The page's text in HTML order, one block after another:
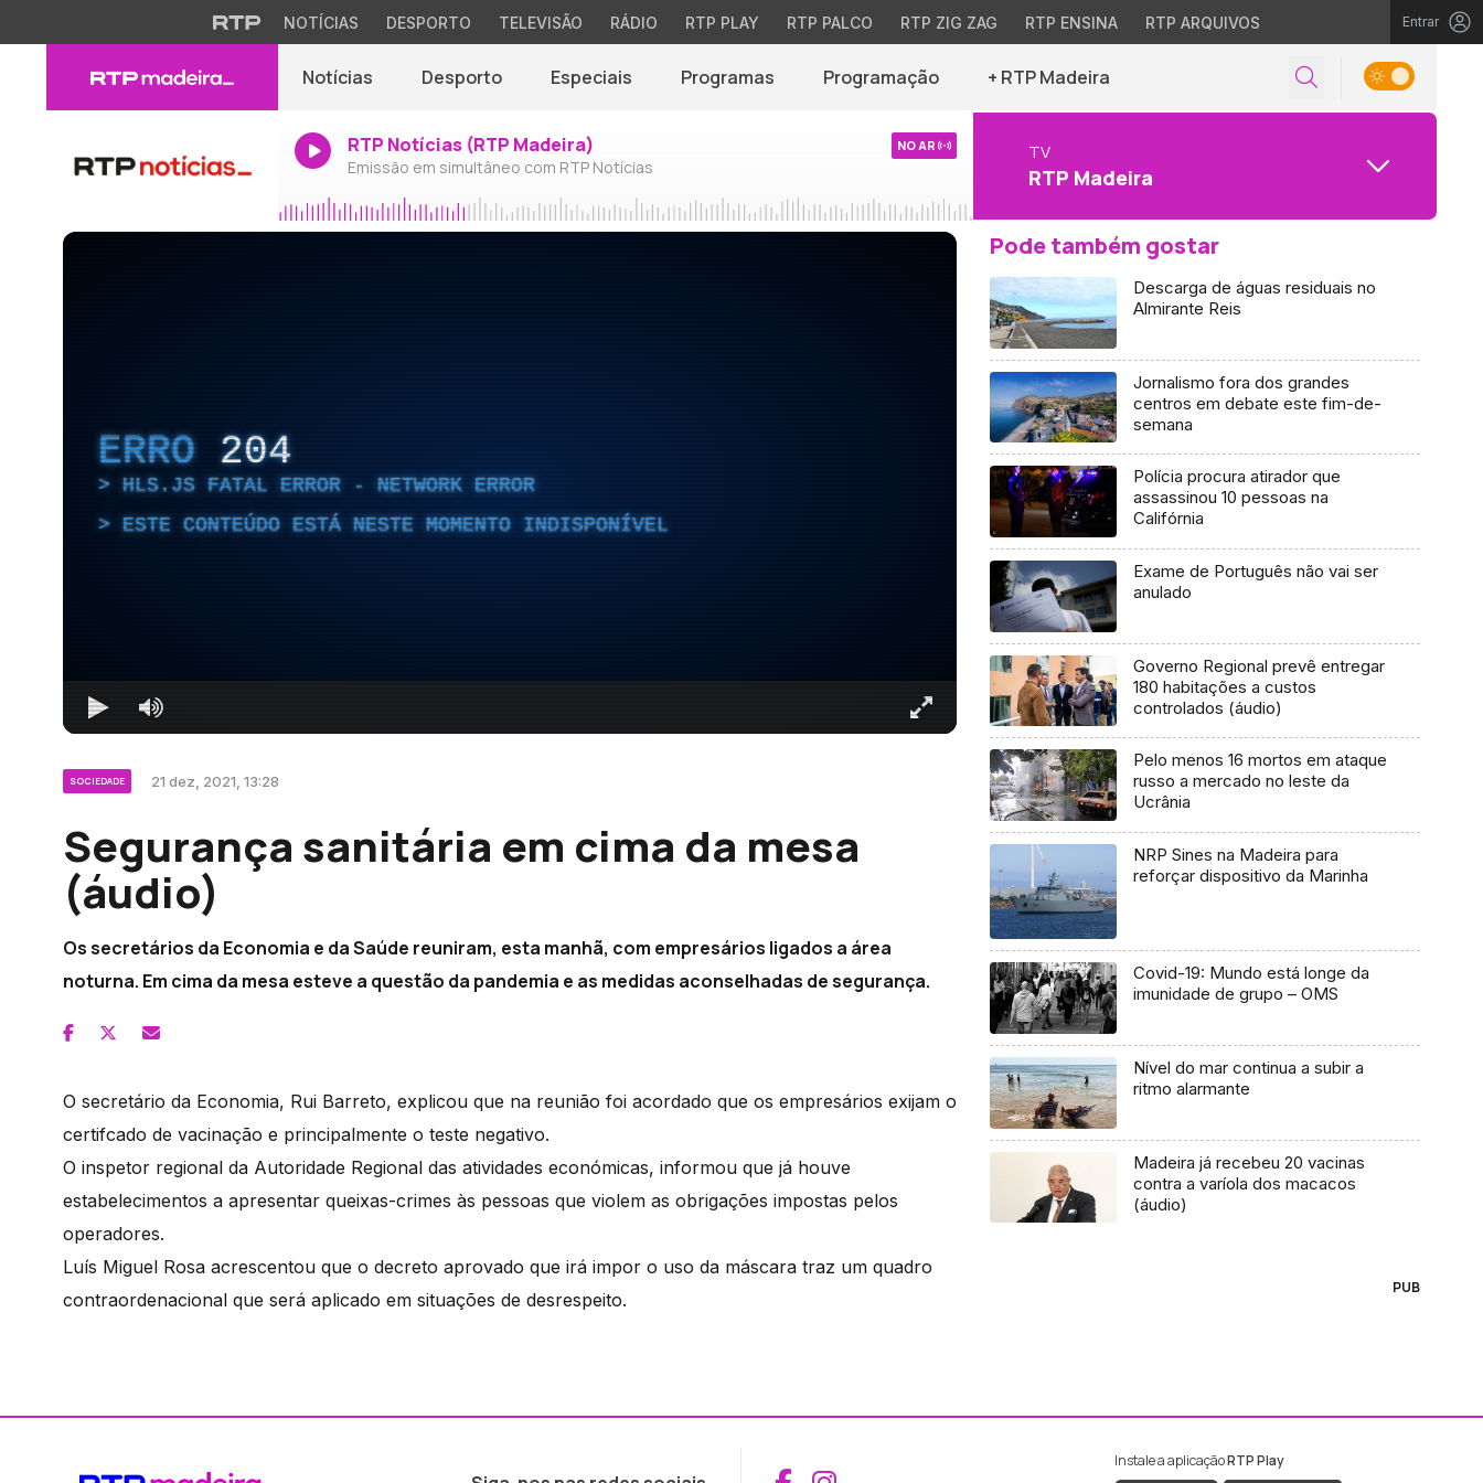
NOTÍCIAS DESPORTO TELEVISÃO RÁDIO RTP PLAY RTP PALCO RTP ZIG ZAG RTP ENSINA RTP ARQUIVOS Entrar
Notícias Desporto Especiais Programas Programação + RTP Madeira
RTP Notícias (RTP Madeira)
Emissão em simultâneo com RTP Notícias
NO AR TV
RTP Madeira
ERRO 204
HLS.JS FATAL ERROR - NETWORK ERROR
ESTE CONTEÚDO ESTÁ NESTE MOMENTO INDISPONÍVEL
SOCIEDADE 21 dez, 2021, 13:28
Segurança sanitária em cima da mesa
(áudio)
Os secretários da Economia e da Saúde reuniram, esta manhã, com empresários ligados a área
noturna. Em cima da mesa esteve a questão da pandemia e as medidas aconselhadas de segurança.
O secretário da Economia, Rui Barreto, explicou que na reunião foi acordado que os empresários exijam o
certifcado de vacinação e principalmente o teste negativo.
O inspetor regional da Autoridade Regional das atividades económicas, informou que já houve
estabelecimentos a apresentar queixas-crimes às pessoas que violem as obrigações impostas pelos
operadores.
Luís Miguel Rosa acrescentou que o decreto aprovado que irá impor o uso da máscara traz um quadro
contraordenacional que será aplicado em situações de desrespeito.
Pode também gostar
Descarga de águas residuais no
Almirante Reis
Jornalismo fora dos grandes
centros em debate este fim-de-
semana
Polícia procura atirador que
assassinou 10 pessoas na
Califórnia
Exame de Português não vai ser
anulado
Governo Regional prevê entregar
180 habitações a custos
controlados (áudio)
Pelo menos 16 mortos em ataque
russo a mercado no leste da
Ucrânia
NRP Sines na Madeira para
reforçar dispositivo da Marinha
Covid-19: Mundo está longe da
imunidade de grupo – OMS
Nível do mar continua a subir a
ritmo alarmante
Madeira já recebeu 20 vacinas
contra a varíola dos macacos
(áudio)
PUB
Instale a aplicaçãoRTP Play